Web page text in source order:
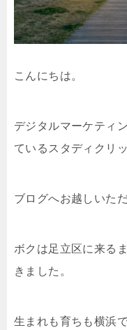
こんにちは。
デジタルマーケティ
ているスタディクリ
ブログへお越しいた
ボクは足立区に来る
きました。
生まれも育ちも横浜